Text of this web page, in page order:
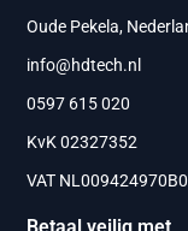
Oude Pekela,
info@hdtech.nl
0597 615 020
KvK 02327352
VAT